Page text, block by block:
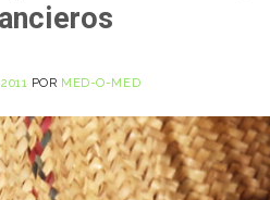
POR MED-O-MED